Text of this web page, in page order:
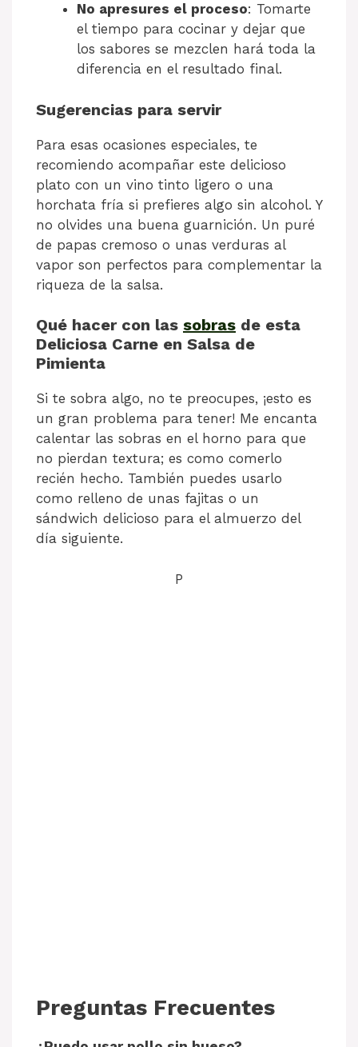
No apresures el proceso: Tomarte
el tiempo para cocinar y dejar que
los sabores se mezclen hará toda la
diferencia en el resultado final.
Sugerencias para servir
Para esas ocasiones especiales, te
recomiendo acompañar este delicioso
plato con un vino tinto ligero o una
horchata fría si prefieres algo sin alcohol. Y
no olvides una buena guarnición. Un puré
de papas cremoso o unas verduras al
vapor son perfectos para complementar la
riqueza de la salsa.
Qué hacer con las sobras de esta
Deliciosa Carne en Salsa de
Pimienta
Si te sobra algo, no te preocupes, ¡esto es
un gran problema para tener! Me encanta
calentar las sobras en el horno para que
no pierdan textura; es como comerlo
recién hecho. También puedes usarlo
como relleno de unas fajitas o un
sándwich delicioso para el almuerzo del
día siguiente.
P
Preguntas Frecuentes